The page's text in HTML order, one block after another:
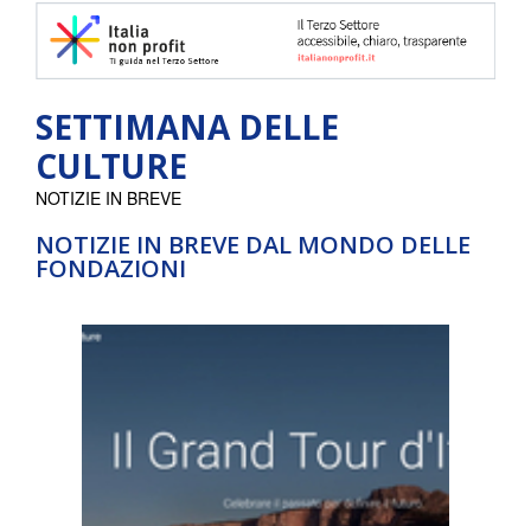
SETTIMANA DELLE
CULTURE
NOTIZIE IN BREVE DAL MONDO DELLE
FONDAZIONI
NOTIZIE IN BREVE